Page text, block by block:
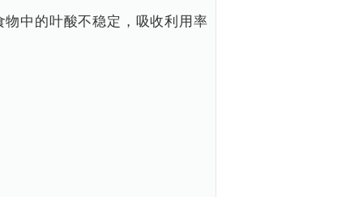
中的叶酸不稳定，吸收利用率